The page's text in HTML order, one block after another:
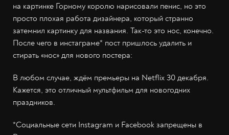
на картинке Горному королю нарисовали пенис, но это
просто плохая работа дизайнера, который странно
затемнил картинку для названия. Так-то это нос, конечно.
После чего в инстаграме* пост пришлось удалить и
стирать «нос» для нового постера:
В любом случае, ждём премьеры на Netflix 30 декабря.
Кажется, это отличный мультфильм для новогодних
праздников.
*Социальные сети Instagram и Facebook запрещены в